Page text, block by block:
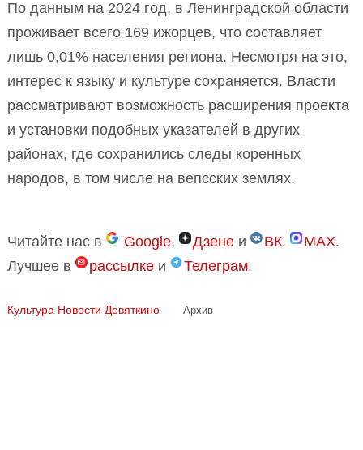
По данным на 2024 год, в Ленинградской области
проживает всего 169 ижорцев, что составляет
лишь 0,01% населения региона. Несмотря на это,
интерес к языку и культуре сохраняется. Власти
рассматривают возможность расширения проекта
и установки подобных указателей в других
районах, где сохранились следы коренных
народов, в том числе на вепсских землях.
Читайте нас в Google, Дзене и ВК. MAX.
Лучшее в
рассылке и Телеграм.
Культура Новости Девяткино Архив